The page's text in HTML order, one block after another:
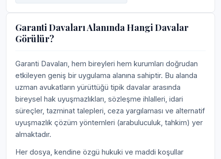
Garanti Davaları Alanında Hangi Davalar
Görülür?
Garanti Davaları, hem bireyleri hem kurumları doğrudan
etkileyen geniş bir uygulama alanına sahiptir. Bu alanda
uzman avukatların yürüttüğü tipik davalar arasında
bireysel hak uyuşmazlıkları, sözleşme ihlalleri, idari
süreçler, tazminat talepleri, ceza yargılaması ve alternatif
uyuşmazlık çözüm yöntemleri (arabuluculuk, tahkim) yer
almaktadır.
Her dosya, kendine özgü hukuki ve maddi koşullar